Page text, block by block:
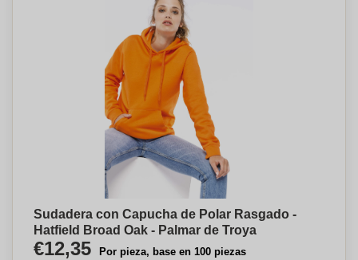
Sudadera con Capucha de Polar Rasgado -
Hatfield Broad Oak - Palmar de Troya
€12,35 Por pieza, base en 100 piezas